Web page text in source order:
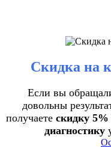
Скидка на
Если вы
довольны
получаете скидку
диагностику